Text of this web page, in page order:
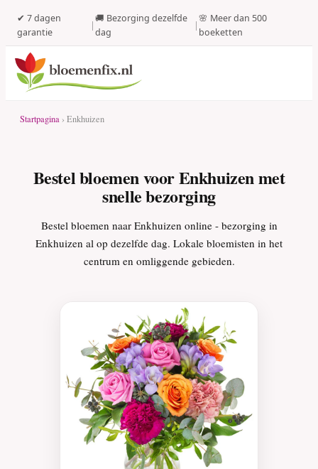
✔ 7 dagen
garantie
|
🚚 Bezorging dezelfde
dag
|
🌸 Meer dan 500
boeketten
Startpagina › Enkhuizen
Bestel bloemen voor Enkhuizen met
snelle bezorging
Bestel bloemen naar Enkhuizen online - bezorging in
Enkhuizen al op dezelfde dag. Lokale bloemisten in het
centrum en omliggende gebieden.